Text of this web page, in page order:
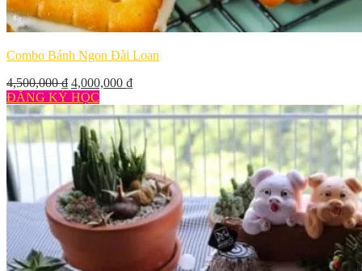
Combo Bánh Ngon Đài Loan
4,500,000₫ 4,000,000 ₫
ĐĂNG KÝ HỌC